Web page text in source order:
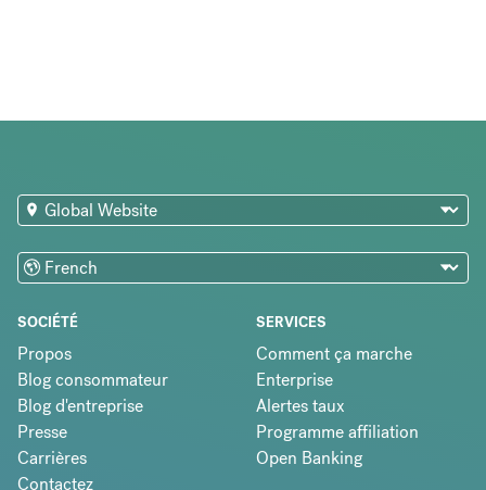
SOCIÉTÉ
Propos
Blog consommateur
Blog d'entreprise
Presse
Carrières
Contactez
SERVICES
Comment ça marche
Enterprise
Alertes taux
Programme affiliation
Open Banking